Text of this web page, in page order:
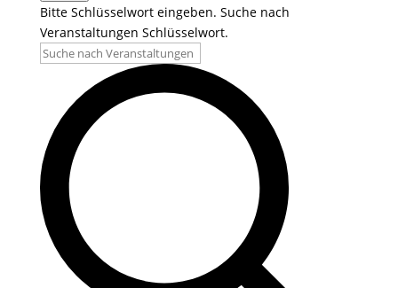
Bitte Schlüsselwort eingeben. Suche nach
Veranstaltungen Schlüsselwort.